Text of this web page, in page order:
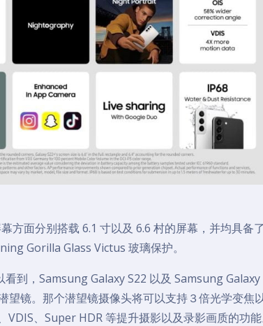
方面分别搭载 6.1 寸以及 6.6 村的屏幕，并均具备
Gorilla Glass Victus 玻璃保护。
到，Samsung Galaxy S22 以及 Samsung Galaxy
镜。那个潜望镜摄像头将可以支持３倍光学变焦
、Super HDR 等提升摄影以及录影画质的功